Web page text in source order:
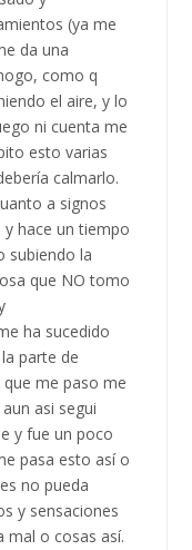
(ya me
da una
como q
el aire, y lo
ni cuenta me
esto varias
calmarlo.
a signos
hace un tiempo
subiendo la
que NO tomo
ha sucedido
parte de
me paso me
asi segui
y fue un poco
pasa esto así o
no pueda
y sensaciones
mal o cosas así.